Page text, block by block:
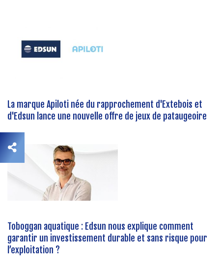
La marque Apiloti née du rapprochement d'Extebois et
d'Edsun lance une nouvelle offre de jeux de pataugeoire
Toboggan aquatique : Edsun nous explique comment
garantir un investissement durable et sans risque pour
l’exploitation ?